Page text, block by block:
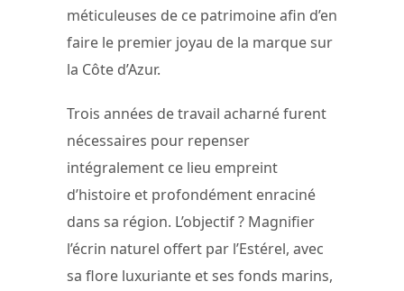
méticuleuses de ce patrimoine afin d’en
faire le premier joyau de la marque sur
la Côte d’Azur.
Trois années de travail acharné furent
nécessaires pour repenser
intégralement ce lieu empreint
d’histoire et profondément enraciné
dans sa région. L’objectif ? Magnifier
l’écrin naturel offert par l’Estérel, avec
sa flore luxuriante et ses fonds marins,